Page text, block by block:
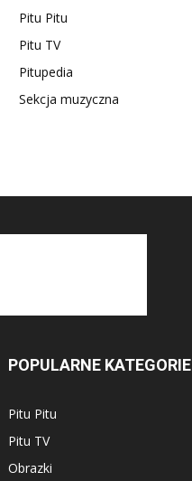
Pitu Pitu
Pitu TV
Pitupedia
Sekcja muzyczna
POPULARNE KATEGORIE
Pitu Pitu
Pitu TV
Obrazki